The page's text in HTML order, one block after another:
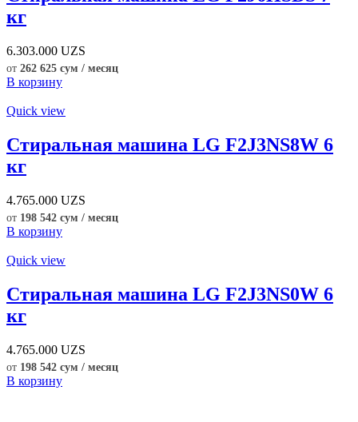
кг
6.303.000 UZS
от 262 625 сум / месяц
В корзину
Quick view
Стиральная машина LG F2J3NS8W 6
кг
4.765.000 UZS
от 198 542 сум / месяц
В корзину
Quick view
Стиральная машина LG F2J3NS0W 6
кг
4.765.000 UZS
от 198 542 сум / месяц
В корзину